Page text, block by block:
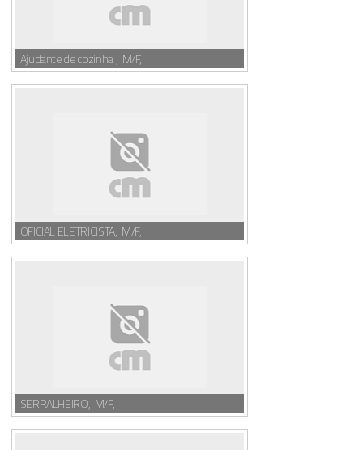
Ajudante de cozinha , M/F,
OFICIAL ELETRICISTA, M/F,
SERRALHEIRO, M/F,